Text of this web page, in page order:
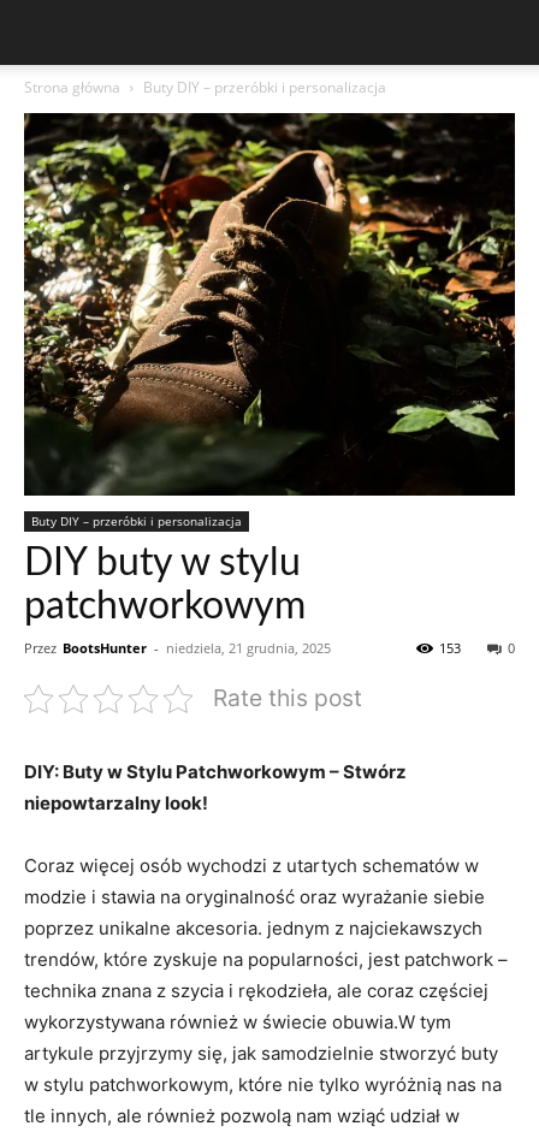
Strona główna Buty DIY – przeróbki i personalizacja
Buty DIY – przeróbki i personalizacja
DIY buty w stylu
patchworkowym
Przez BootsHunter - niedziela, 21 grudnia, 2025 0
153
Rate this post
DIY: Buty w Stylu Patchworkowym – Stwórz
niepowtarzalny look!
Coraz więcej osób wychodzi z utartych schematów w
modzie i stawia na oryginalność oraz wyrażanie siebie
poprzez unikalne akcesoria. jednym z najciekawszych
trendów, które zyskuje na popularności, jest patchwork –
technika znana z szycia i rękodzieła, ale coraz częściej
wykorzystywana również w świecie obuwia.W tym
artykule przyjrzymy się, jak samodzielnie stworzyć buty
w stylu patchworkowym, które nie tylko wyróżnią nas na
tle innych, ale również pozwolą nam wziąć udział w